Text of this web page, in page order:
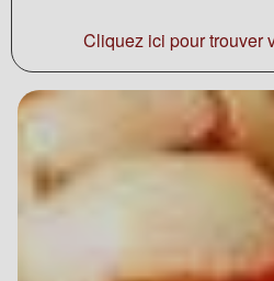
Cliquez ici pour trouver